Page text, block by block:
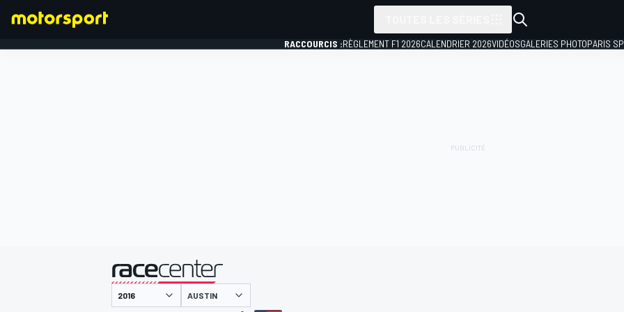
RACCOURCIS :RÈGLEMENT F1 2026CALENDRIER 2026VIDÉOSGALERIES PHOTOPARIS
présenté par
AUSTIN